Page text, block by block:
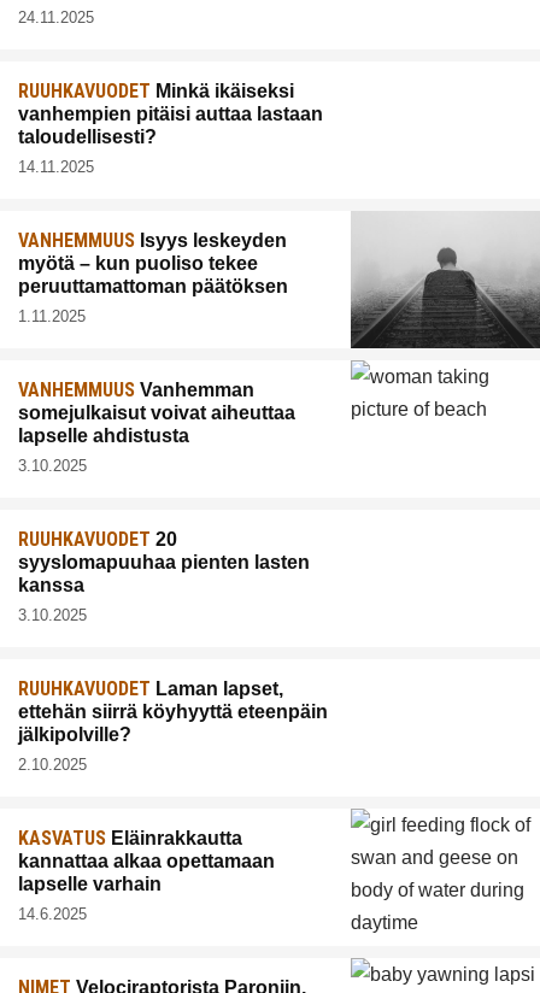
24.11.2025
RUUHKAVUODET Minkä ikäiseksi
vanhempien pitäisi auttaa lastaan
taloudellisesti?
14.11.2025
VANHEMMUUS Isyys leskeyden
myötä – kun puoliso tekee
peruuttamattoman päätöksen
1.11.2025
VANHEMMUUS Vanhemman
somejulkaisut voivat aiheuttaa
lapselle ahdistusta
3.10.2025
RUUHKAVUODET 20
syyslomapuuhaa pienten lasten
kanssa
3.10.2025
RUUHKAVUODET Laman lapset,
ettehän siirrä köyhyyttä eteenpäin
jälkipolville?
2.10.2025
KASVATUS Eläinrakkautta
kannattaa alkaa opettamaan
lapselle varhain
14.6.2025
NIMET Velociraptorista Paroniin,